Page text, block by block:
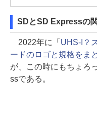
SDとSD Expressの
2022年に「 UHS-I？
ードのロゴと規格をま
が、この時にもちょろ
ssである。